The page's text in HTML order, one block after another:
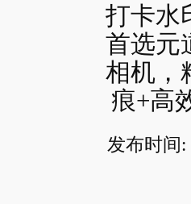
打卡水
首选元
相机，
痕+高
发布时间: